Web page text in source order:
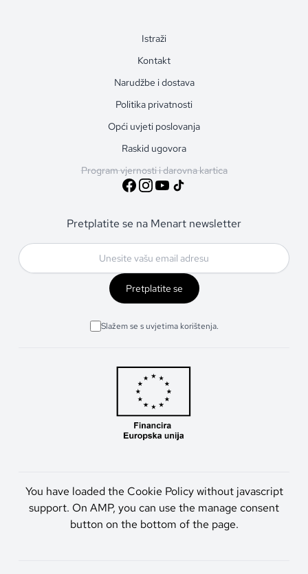
Istraži
Kontakt
Narudžbe i dostava
Politika privatnosti
Opći uvjeti poslovanja
Raskid ugovora
Program vjernosti i darovna kartica
Pretplatite se na Menart newsletter
Pretplatite se
Slažem se s uvjetima korištenja.
You have loaded the Cookie Policy without javascript
support. On AMP, you can use the manage consent
button on the bottom of the page.